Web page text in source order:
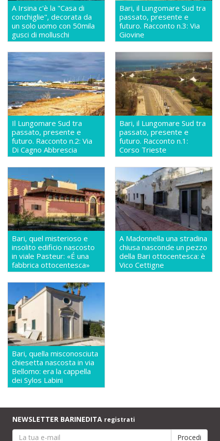
A Irsina c'è la "Casa di
conchiglie", decorata da
un solo uomo con 50mila
gusci di molluschi
Bari, il Lungomare Sud tra
passato, presente e
futuro. Racconto n.3: Via
Giovine
Il Lungomare Sud tra
passato, presente e
futuro. Racconto n.2: Via
Di Cagno Abbrescia
Bari, il Lungomare Sud tra
passato, presente e
futuro. Racconto n.1:
Corso Trieste
Bari, quel misterioso e
insolito edificio nascosto
in viale Pasteur: «É una
fabbrica ottocentesca»
A Madonnella una stradina
chiusa nasconde un pezzo
della Bari ottocentesca: è
Vico Cettigne
Bari, quella misconosciuta
chiesetta nascosta in via
Bellomo: era la cappella
dei Sylos Labini
NEWSLETTER BARINEDITA registrati